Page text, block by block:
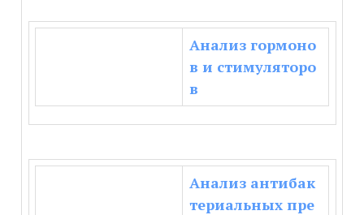
Анализ гормоно
в и стимуляторо
в
Анализ антибак
териальных пре